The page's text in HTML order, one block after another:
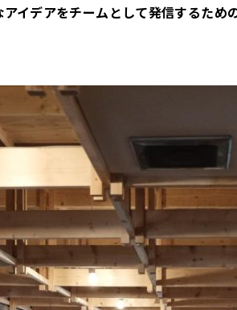
アイデアをチームとして発信するため